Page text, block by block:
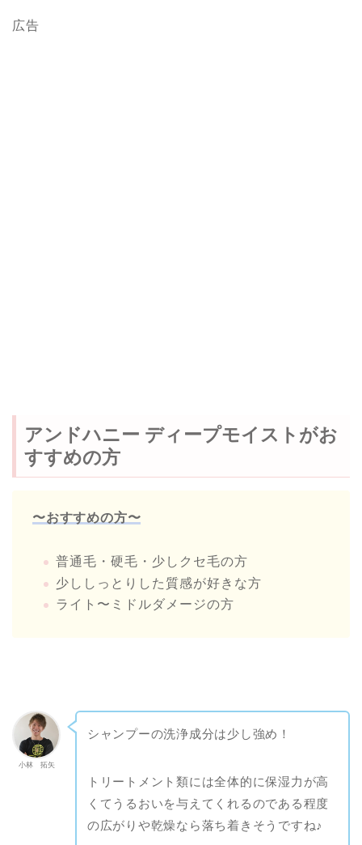
広告
アンドハニー ディープモイストがお
すすめの方
〜おすすめの方〜
普通毛・硬毛・少しクセ毛の方
少ししっとりした質感が好きな方
ライト〜ミドルダメージの方
小林 拓矢
シャンプーの洗浄成分は少し強め！
トリートメント類には全体的に保湿力が高
くてうるおいを与えてくれるのである程度
の広がりや乾燥なら落ち着きそうですね♪